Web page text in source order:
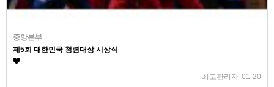
중앙본부
제5회 대한민국 청렴대상 시상식
최고관리자 01-20